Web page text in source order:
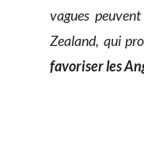
vagues
Zealand, qui
favoriser les